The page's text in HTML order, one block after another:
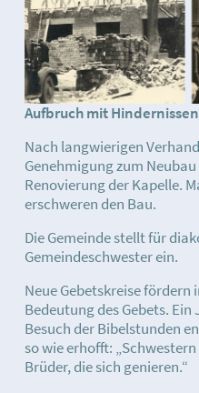
Aufbruch mit Hindernissen
Nach langwierigen
Genehmigung zum
Renovierung der Kapelle.
erschweren den Bau.
Die Gemeinde stellt für
Gemeindeschwester ein.
Neue Gebetskreise fördern
Bedeutung des Gebets.
Besuch der Bibelstunden
so wie erhofft:
Brüder, die sich genieren.“